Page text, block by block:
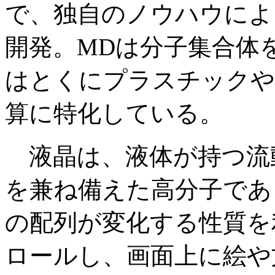
で、独自のノウハウに
開発。MDは分子集合体
はとくにプラスチック
算に特化している。
液晶は、液体が持つ流
を兼ね備えた高分子で
の配列が変化する性質
ロールし、画面上に絵